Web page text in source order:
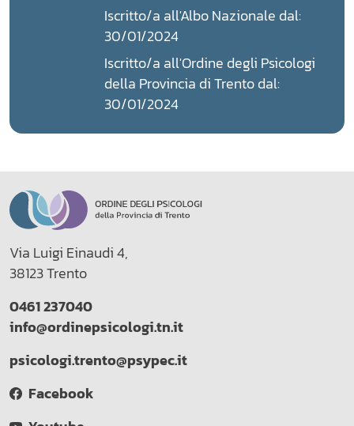
Iscritto/a all'Albo Nazionale dal:
30/01/2024
Iscritto/a all'Ordine degli Psicologi
della Provincia di Trento dal:
30/01/2024
Via Luigi Einaudi 4,
38123 Trento
0461 237040
info@ordinepsicologi.tn.it
psicologi.trento@psypec.it
Facebook